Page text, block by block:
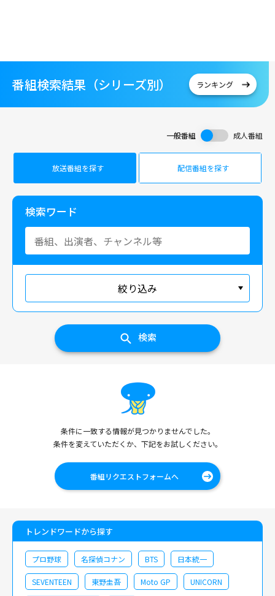
番組検索結果（シリーズ別） ランキング
一般番組 成人番組
放送番組を探す 配信番組を探す
検索ワード
絞り込み
検索
条件に一致する情報が見つかりませんでした。
条件を変えていただくか、下記をお試しください。
番組リクエストフォームへ
トレンドワードから探す
プロ野球 名探偵コナン BTS 日本統一
SEVENTEEN 東野圭吾 Moto GP UNICORN